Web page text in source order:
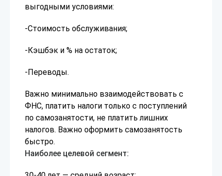
выгодными условиями:
-Стоимость обслуживания;
-Кэшбэк и % на остаток;
-Переводы.
Важно минимально взаимодействовать с
ФНС, платить налоги только с поступлений
по самозанятости, не платить лишних
налогов. Важно оформить самозанятость
быстро.
Наиболее целевой сегмент: